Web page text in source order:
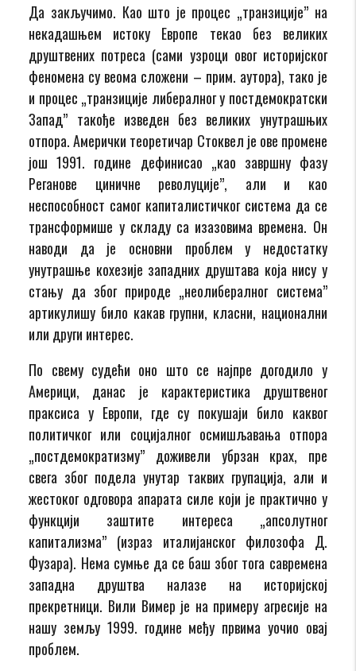
Да закључимо. Као што је процес „транзиције” на
некадашњем истоку Европе текао без великих
друштвених потреса (сами узроци овог историјског
феномена су веома сложени – прим. аутора), тако је
и процес „транзиције либералног у постдемократски
Запад” такође изведен без великих унутрашњих
отпора. Амерички теоретичар Стоквел је ове промене
још 1991. године дефинисао „као завршну фазу
Реганове циничне револуције”, али и као
неспособност самог капиталистичког система да се
трансформише у складу са изазовима времена. Он
наводи да је основни проблем у недостатку
унутрашње кохезије западних друштава која нису у
стању да због природе „неолибералног система”
артикулишу било какав групни, класни, национални
или други интерес.
По свему судећи оно што се најпре догодило у
Америци, данас је карактеристика друштвеног
праксиса у Европи, где су покушаји било каквог
политичког или социјалног осмишљавања отпора
„постдемократизму” доживели убрзан крах, пре
свега због подела унутар таквих групација, али и
жестоког одговора апарата силе који је практично у
функцији заштите интереса „апсолутног
капитализма” (израз италијанског филозофа Д.
Фузара). Нема сумње да се баш због тога савремена
западна друштва налазе на историјској
прекретници. Вили Вимер је на примеру агресије на
нашу земљу 1999. године међу првима уочио овај
проблем.